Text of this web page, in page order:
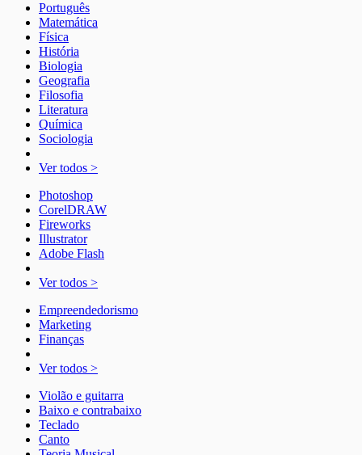
Português
Matemática
Física
História
Biologia
Geografia
Filosofia
Literatura
Química
Sociologia
Ver todos >
Photoshop
CorelDRAW
Fireworks
Illustrator
Adobe Flash
Ver todos >
Empreendedorismo
Marketing
Finanças
Ver todos >
Violão e guitarra
Baixo e contrabaixo
Teclado
Canto